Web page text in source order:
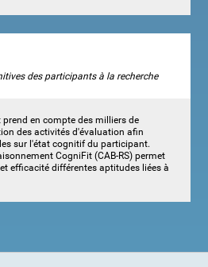
des participants à la recherche
en compte des milliers de
des activités d'évaluation afin
sur l'état cognitif du participant.
CogniFit (CAB-RS) permet
efficacité différentes aptitudes liées à